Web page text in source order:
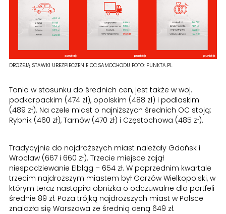
DROŻEJĄ STAWKI UBEZPIECZENIE OC SAMOCHODU FOTO: PUNKTA.PL
Tanio w stosunku do średnich cen, jest także w woj.
podkarpackim (474 zł), opolskim (488 zł) i podlaskim
(489 zł). Na czele miast o najniższych średnich OC stoją:
Rybnik (460 zł), Tarnów (470 zł) i Częstochowa (485 zł).
Tradycyjnie do najdroższych miast należały Gdańsk i
Wrocław (667 i 660 zł). Trzecie miejsce zajął
niespodziewanie Elbląg – 654 zł. W poprzednim kwartale
trzecim najdroższym miastem był Gorzów Wielkopolski, w
którym teraz nastąpiła obniżka o odczuwalne dla portfeli
średnie 89 zł. Poza trójką najdroższych miast w Polsce
znalazła się Warszawa ze średnią ceną 649 zł.